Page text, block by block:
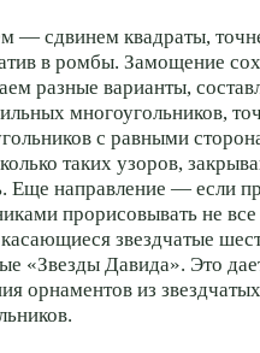
— сдвинем квадраты,
в ромбы. Замощение
разные варианты,
многоугольников,
с равными
таких узоров,
Еще направление — если
прорисовывать не
звездчатые
«Звезды Давида». Это
орнаментов из